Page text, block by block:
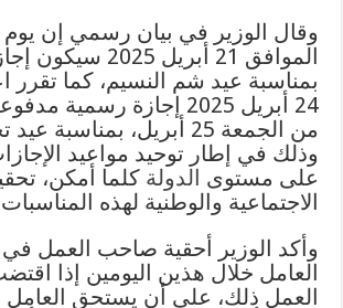
وقال الوزير في بيان رسمي إن يوم
الموافق 21 أبريل
بمناسبة عيد شم النسيم، كما تقرر
24 أبريل 2025 إجازة رسمية
من الجمعة 25 أبريل، بمناسبة
وذلك في إطار توحيد مواعيد
على مستوى الدولة كلما أمكن،
الاجتماعية والوطنية لهذه
وأكد الوزير أحقية صاحب العمل
العامل خلال هذين اليومين إذا
العمل ذلك، على أن يستحق